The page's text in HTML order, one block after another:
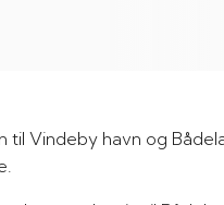
til Vindeby havn og